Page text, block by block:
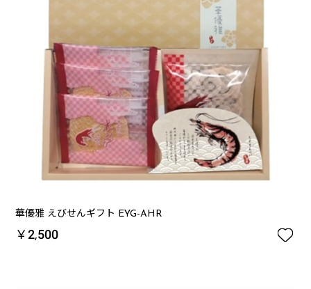
華優雅 えびせんギフト EYG-AHR
￥2,500 